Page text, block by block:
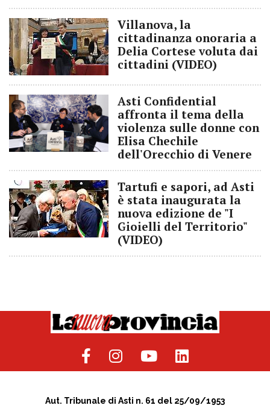
Villanova, la
cittadinanza onoraria a
Delia Cortese voluta dai
cittadini (VIDEO)
Asti Confidential
affronta il tema della
violenza sulle donne con
Elisa Chechile
dell'Orecchio di Venere
Tartufi e sapori, ad Asti
è stata inaugurata la
nuova edizione de "I
Gioielli del Territorio"
(VIDEO)
Aut. Tribunale di Asti n. 61 del 25/09/1953